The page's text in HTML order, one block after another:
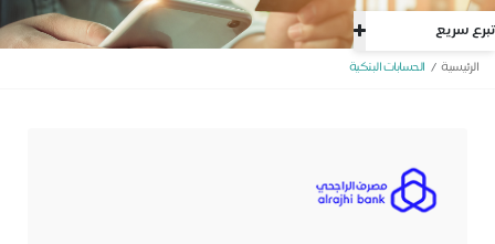
تبرع سريع
الرئيسية الحسابات البنكية